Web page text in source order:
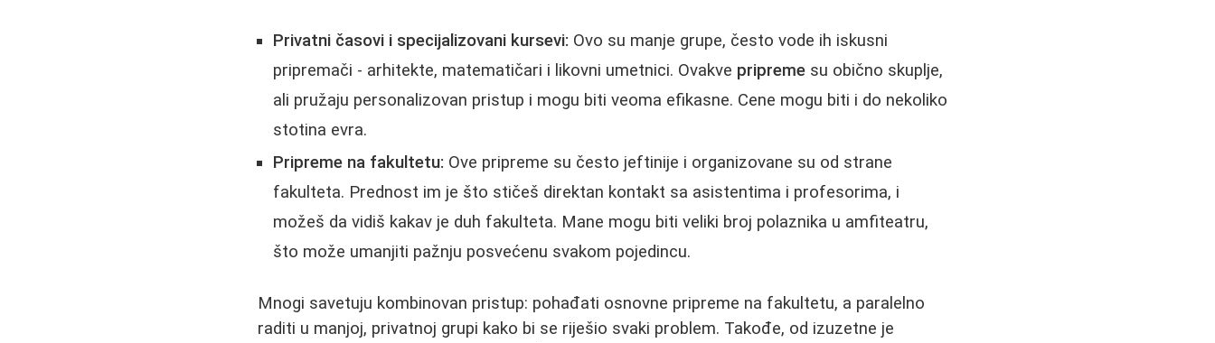
Privatni časovi i specijalizovani kursevi: Ovo su manje grupe, često vode ih iskusni
pripremači - arhitekte, matematičari i likovni umetnici. Ovakve pripreme su obično skuplje,
ali pružaju personalizovan pristup i mogu biti veoma efikasne. Cene mogu biti i do nekoliko
stotina evra.
Pripreme na fakultetu: Ove pripreme su često jeftinije i organizovane su od strane
fakulteta. Prednost im je što stičeš direktan kontakt sa asistentima i profesorima, i
možeš da vidiš kakav je duh fakulteta. Mane mogu biti veliki broj polaznika u amfiteatru,
što može umanjiti pažnju posvećenu svakom pojedincu.
Mnogi savetuju kombinovan pristup: pohađati osnovne pripreme na fakultetu, a paralelno
raditi u manjoj, privatnoj grupi kako bi se riješio svaki problem. Takođe, od izuzetne je